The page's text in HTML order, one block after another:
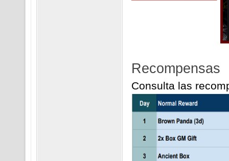
Recompensas
Consulta las